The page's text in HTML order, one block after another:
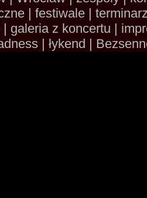
| festiwale |
galeria z koncertu |
| łykend |